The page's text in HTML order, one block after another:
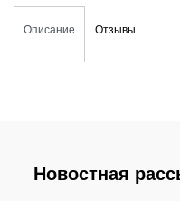
Описание Отзывы
Новостная